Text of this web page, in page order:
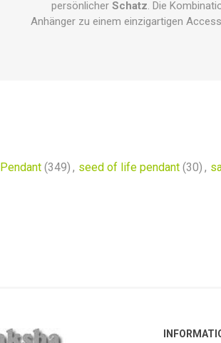
persönlicher Schatz. Die
Anhänger zu einem einzigartigen
Pendant (349) , seed of life pendant (30) ,